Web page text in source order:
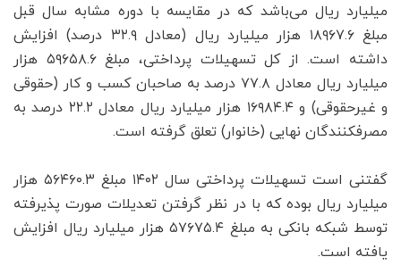
میلیارد ریال می‌باشد که در مقایسه با دوره مشابه سال قبل
مبلغ ۱۸۹۶۷.۶ هزار میلیارد ریال (معادل ۳۲.۹ درصد) افزایش
داشته است. از کل تسهیلات پرداختی، مبلغ ۵۹۶۵۸.۶ هزار
میلیارد ریال معادل ۷۷.۸ درصد به صاحبان کسب و کار (حقوقی
و غیرحقوقی) و ۱۶۹۸۴.۴ هزار میلیارد ریال معادل ۲۲.۲ درصد به
مصرف­کنندگان نهایی (خانوار) تعلق گرفته است.
گفتنی است تسهیلات پرداختی سال ۱۴۰۲ مبلغ ۵۶۴۶۰.۳ هزار
میلیارد ریال بوده که با در نظر گرفتن تعدیلات صورت پذیرفته
توسط شبکه بانکی به مبلغ ۵۷۶۷۵.۴ هزار میلیارد ریال افزایش
یافته است.